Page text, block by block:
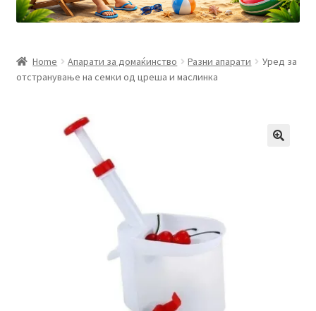
Privacy Policy
Контакт
Корисничка подршка
Рекламации и замена на производ
Home Апарати за домаќинство Разни апарати
Уред за
отстранување на семки од цреша и маслинка